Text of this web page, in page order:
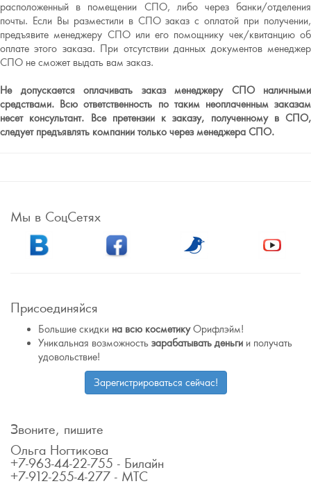
расположенный в помещении СПО, либо через банки/отделения
почты. Если Вы разместили в СПО заказ с оплатой при получении,
предъявите менеджеру СПО или его помощнику чек/квитанцию об
оплате этого заказа. При отсутствии данных документов менеджер
СПО не сможет выдать вам заказ.
Не допускается оплачивать заказ менеджеру СПО наличными
средствами. Всю ответственность по таким неоплаченным заказам
несет консультант. Все претензии к заказу, полученному в СПО,
следует предъявлять компании только через менеджера СПО.
Мы в СоцСетях
Присоединяйся
Большие скидки на всю косметикуОрифлэйм!
Уникальная возможность зарабатывать деньги и получать
удовольствие!
Зарегистрироваться сейчас!
Звоните, пишите
Ольга Ногтикова
+7-963-44-22-755 - Билайн
+7-912-255-4-277 - МТС